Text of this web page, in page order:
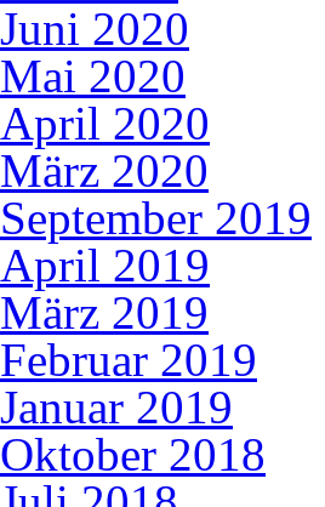
Juni 2020
Mai 2020
April 2020
März 2020
September 2019
April 2019
März 2019
Februar 2019
Januar 2019
Oktober 2018